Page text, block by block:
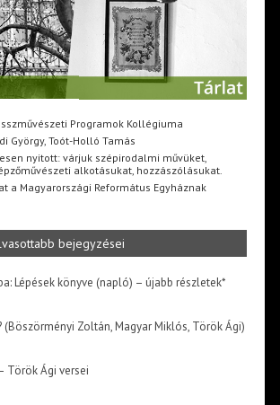
Programok Kollégiuma
György, Toót-Holló Tamás
nyitott: várjuk szépirodalmi művüket,
alkotásukat, hozzászólásukat.
a Magyarországi Református Egyháznak
bejegyzései
Lépések könyve (napló) – újabb részletek*
(Böszörményi Zoltán, Magyar Miklós, Török Ági)
Török Ági versei